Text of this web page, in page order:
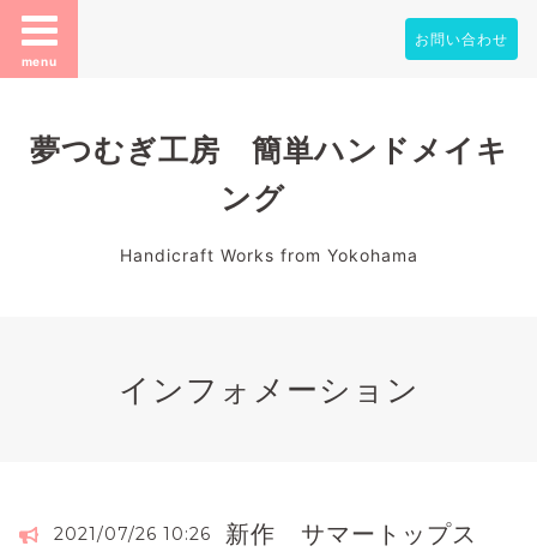
menu
お問い合わせ
夢つむぎ工房 簡単ハンドメイキ
ング
Handicraft Works from Yokohama
インフォメーション
2021/07/26 10:26 新作 サマートップス